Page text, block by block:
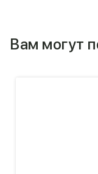
Вам могут